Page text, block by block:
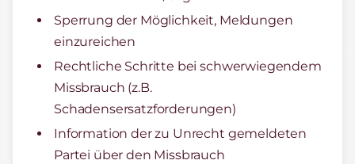
Sperrung der Möglichkeit, Meldungen
einzureichen
Rechtliche Schritte bei schwerwiegendem
Missbrauch (z.B.
Schadensersatzforderungen)
Information der zu Unrecht gemeldeten
Partei über den Missbrauch